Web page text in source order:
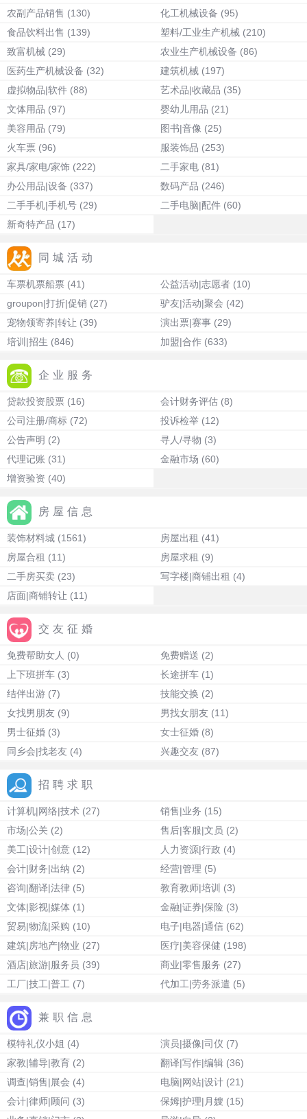
农副产品销售 (130) 化工机械设备 (95)
食品饮料出售 (139) 塑料/工业生产机械 (210)
致富机械 (29) 农业生产机械设备 (86)
医药生产机械设备 (32) 建筑机械 (197)
虚拟物品|软件 (88) 艺术品|收藏品 (35)
文体用品 (97) 婴幼儿用品 (21)
美容用品 (79) 图书|音像 (25)
火车票 (96) 服装饰品 (253)
家具/家电/家饰 (222) 二手家电 (81)
办公用品|设备 (337) 数码产品 (246)
二手手机|手机号 (29) 二手电脑|配件 (60)
新奇特产品 (17)
同城活动
车票机票船票 (41) 公益活动|志愿者 (10)
groupon|打折|促销 (27) 驴友|活动|聚会 (42)
宠物领寄养|转让 (39) 演出票|赛事 (29)
培训|招生 (846) 加盟|合作 (633)
企业服务
贷款投资股票 (16) 会计财务评估 (8)
公司注册/商标 (72) 投诉检举 (12)
公告声明 (2) 寻人/寻物 (3)
代理记账 (31) 金融市场 (60)
增资验资 (40)
房屋信息
装饰材料城 (1561) 房屋出租 (41)
房屋合租 (11) 房屋求租 (9)
二手房买卖 (23) 写字楼|商铺出租 (4)
店面|商铺转让 (11)
交友征婚
免费帮助女人 (0) 免费赠送 (2)
上下班拼车 (3) 长途拼车 (1)
结伴出游 (7) 技能交换 (2)
女找男朋友 (9) 男找女朋友 (11)
男士征婚 (3) 女士征婚 (8)
同乡会|找老友 (4) 兴趣交友 (87)
招聘求职
计算机|网络|技术 (27) 销售|业务 (15)
市场|公关 (2) 售后|客服|文员 (2)
美工|设计|创意 (12) 人力资源|行政 (4)
会计|财务|出纳 (2) 经营|管理 (5)
咨询|翻译|法律 (5) 教育教师|培训 (3)
文体|影视|媒体 (1) 金融|证券|保险 (3)
贸易|物流|采购 (10) 电子|电器|通信 (62)
建筑|房地产|物业 (27) 医疗|美容保健 (198)
酒店|旅游|服务员 (39) 商业|零售服务 (27)
工厂|技工|普工 (7) 代加工|劳务派遣 (5)
兼职信息
模特礼仪小姐 (4) 演员|摄像|司仪 (7)
家教|辅导|教育 (2) 翻译|写作|编辑 (36)
调查|销售|展会 (4) 电脑|网站|设计 (21)
会计|律师|顾问 (3) 保姆|护理|月嫂 (15)